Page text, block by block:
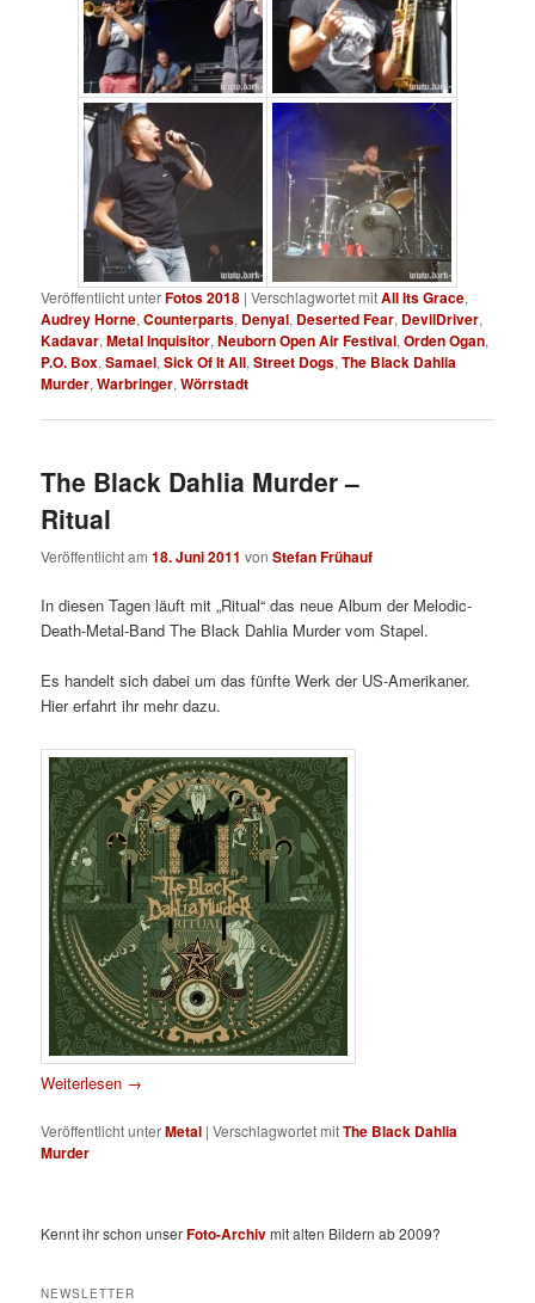
Veröffentlicht unterFotos 2018 |Verschlagwortet mitAll Its Grace,
Audrey Horne,Counterparts, Denyal, Deserted Fear, DevilDriver,
Kadavar,Metal Inquisitor,Neuborn Open Air Festival,Orden Ogan,
P.O. Box,Samael,Sick Of It All,Street Dogs,The Black Dahlia
Murder,Warbringer,Wörrstadt
The Black Dahlia Murder –
Ritual
Veröffentlicht am18. Juni 2011 vonStefan Frühauf
In diesen Tagen läuft mit „Ritual“ das neue Album der Melodic-
Death-Metal-Band The Black Dahlia Murder vom Stapel.
Es handelt sich dabei um das fünfte Werk der US-Amerikaner.
Hier erfahrt ihr mehr dazu.
Weiterlesen →
Veröffentlicht unterMetal |Verschlagwortet mitThe Black Dahlia
Murder
Kennt ihr schon unserFoto-Archivmit alten Bildern ab 2009?
NEWSLETTER